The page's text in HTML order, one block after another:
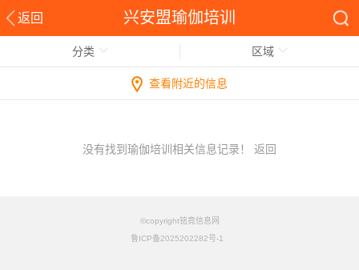
返回 兴安盟瑜伽培训
分类 区域
查看附近的信息
没有找到瑜伽培训相关信息记录！ 返回
©copyright铭竟信息网
鲁ICP备2025202282号-1